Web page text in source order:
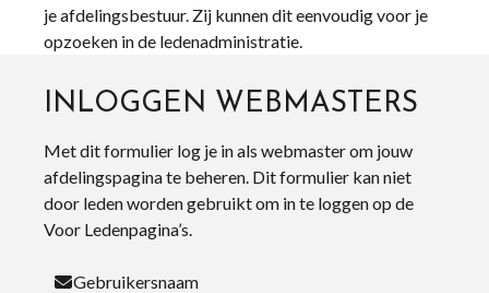
je afdelingsbestuur. Zij kunnen dit eenvoudig voor je
opzoeken in de ledenadministratie.
INLOGGEN WEBMASTERS
Met dit formulier log je in als webmaster om jouw
afdelingspagina te beheren. Dit formulier kan niet
door leden worden gebruikt om in te loggen op de
Voor Ledenpagina’s.
Gebruikersnaam